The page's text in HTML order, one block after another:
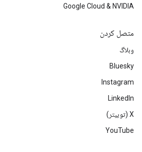
Google Cloud & NVIDIA
متصل کردن
وبلاگ
Bluesky
Instagram
LinkedIn
‫X (توییتر)
YouTube